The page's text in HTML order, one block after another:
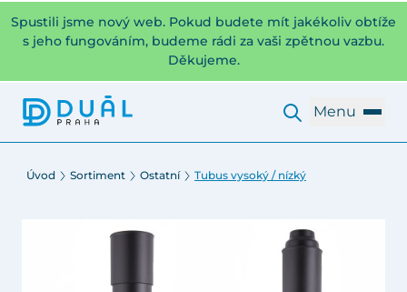
Spustili jsme nový web. Pokud budete mít jakékoliv obtíže
s jeho fungováním, budeme rádi za vaši zpětnou vazbu.
Děkujeme.
Menu
Úvod Sortiment Ostatní Tubus vysoký / nízký